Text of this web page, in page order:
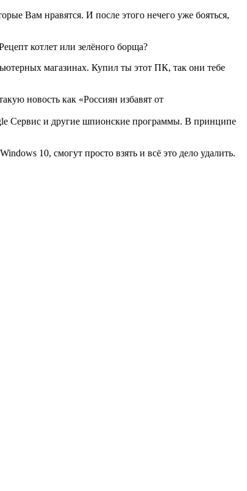
Вам нравятся. И после этого нечего уже бояться,
котлет или зелёного борща?
магазинах. Купил ты этот ПК, так они тебе
новость как «Россиян избавят от
Сервис и другие шпионские программы. В принципе
10, смогут просто взять и всё это дело удалить.